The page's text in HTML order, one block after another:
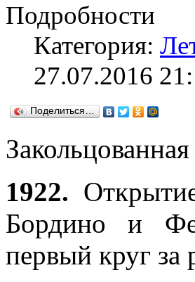
Подробности
Категория:
27.07.2016
Поделиться…
1922.
Бордино и
первый круг